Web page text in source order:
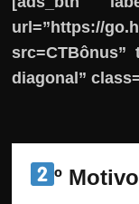
url=”https://
src=CTBônus”
diagonal”
º